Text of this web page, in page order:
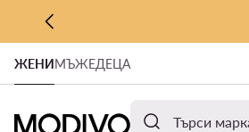
КЪМ ОСНОВНОТО
КЪМ ТЪРСЕНЕ
ЖЕНИМЪЖЕДЕЦА